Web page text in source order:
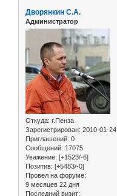
Дворянкин С.А.
Администратор
Откуда: г.Пенза
Зарегистрирован: 2010-01-24
Приглашений: 0
Сообщений: 17075
Уважение: [+1523/-6]
Позитив: [+5483/-0]
Провел на форуме:
9 месяцев 22 дня
Последний визит: